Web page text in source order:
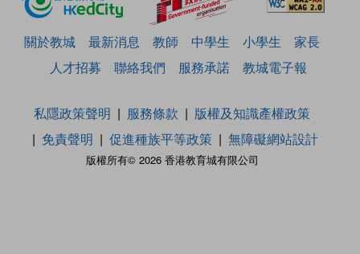
關於教城 最新消息 教師 中學生 小學生
家長
人才招募
聯絡我們 服務承諾 教城電子報
版權所有© 2026 香港教育城有限公司
私隱政策聲明 服務條款
版權及知識產權政策
免責聲明
促進種族平等政策 無障礙網站設計